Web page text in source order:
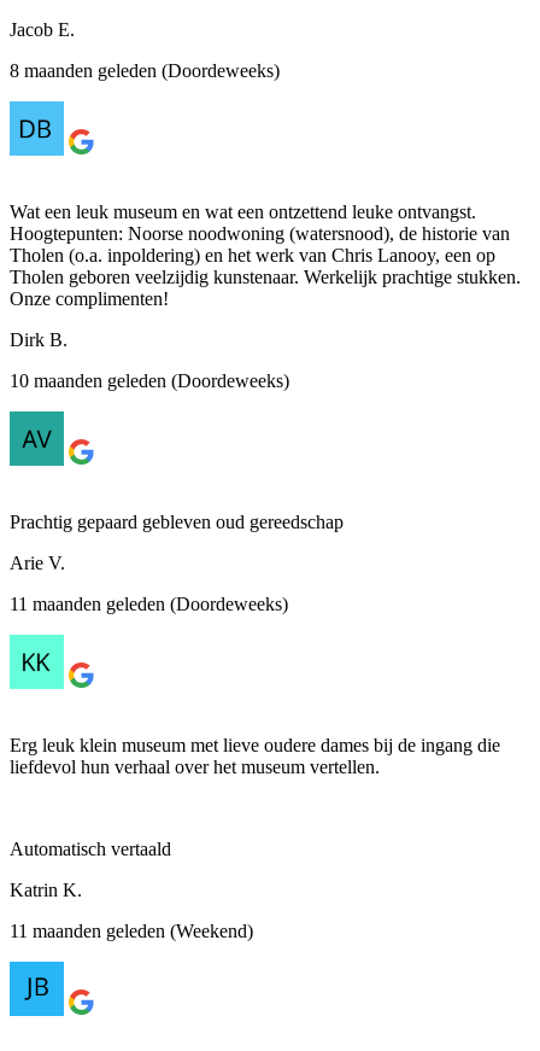
Jacob E.
8 maanden geleden (Doordeweeks)
Wat een leuk museum en wat een ontzettend leuke ontvangst.
Hoogtepunten: Noorse noodwoning (watersnood), de historie van
Tholen (o.a. inpoldering) en het werk van Chris Lanooy, een op
Tholen geboren veelzijdig kunstenaar. Werkelijk prachtige stukken.
Onze complimenten!
Dirk B.
10 maanden geleden (Doordeweeks)
Prachtig gepaard gebleven oud gereedschap
Arie V.
11 maanden geleden (Doordeweeks)
Erg leuk klein museum met lieve oudere dames bij de ingang die
liefdevol hun verhaal over het museum vertellen.
Automatisch vertaald
Katrin K.
11 maanden geleden (Weekend)